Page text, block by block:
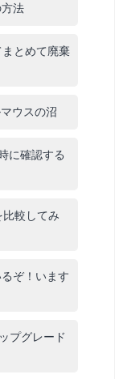
法
とめて廃棄
ウスの沼
に確認する
較してみ
ぞ！います
プグレード